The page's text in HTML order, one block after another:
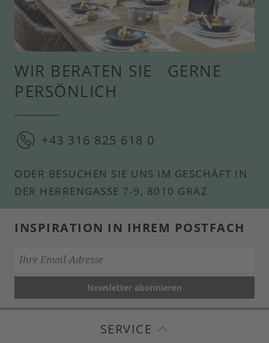
WIR BERATEN SIE GERNE
PERSÖNLICH
+43 316 825 618 0
ODER BESUCHEN SIE UNS IM GESCHÄFT IN
DER HERRENGASSE 7-9, 8010 GRAZ
INSPIRATION IN IHREM POSTFACH
Newsletter abonnieren
SERVICE